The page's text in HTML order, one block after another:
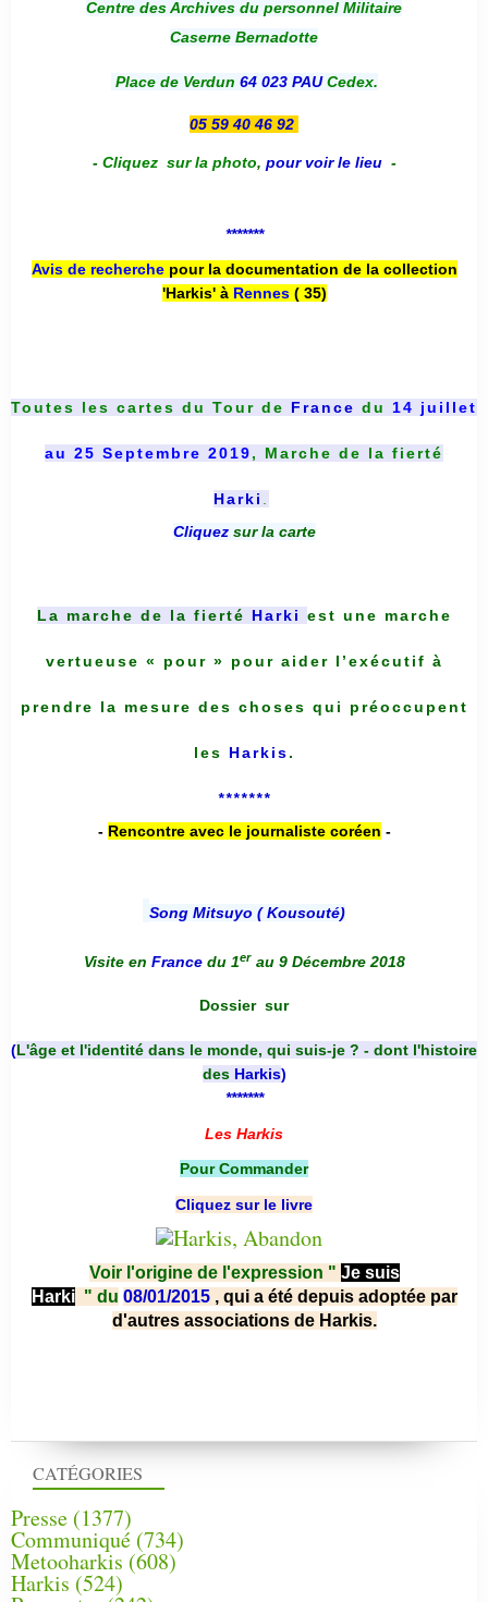
CATÉGORIES
Presse (1377)
Communiqué (734)
Metooharkis (608)
Harkis (524)
Centre des Archives du personnel Militaire
Caserne Bernadotte
Place de Verdun 64 023 PAUCedex.
05 59 40 46 92
- Cliquez sur la photo, pour voir le lieu -
*******
Avis de recherche pour la documentation de la collection
'Harkis' à Rennes( 35)
Toutes les cartes du Tour de France du 14 juillet
au 25 Septembre 2019, Marche de la fierté
Harki
Cliquez sur la carte
La marche de la fierté Harki est une marche
vertueuse « pour » pour aider l’exécutif à
prendre la mesure des choses qui préoccupent
les Harkis.
*******
- Rencontre avec le journaliste coréen -
Song Mitsuyo ( Kousouté)
Visite en France du 1er au 9 Décembre 2018
Dossier sur
(L'âge et l'identité dans le monde, qui suis-je ? - dont l'histoire
des Harkis)
*******
Les Harkis
Pour Commander
Cliquez sur le livre
Voir l'origine de l'expression " Je suis
Harki " du 08/01/2015 , qui a été depuis adoptée par
d'autres associations de Harkis.